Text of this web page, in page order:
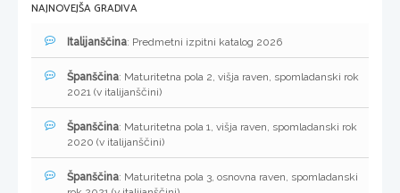
NAJNOVEJŠA GRADIVA
Italijanščina: Predmetni izpitni katalog 2026
Španščina: Maturitetna pola 2, višja raven, spomladanski rok
2021 (v italijanščini)
Španščina: Maturitetna pola 1, višja raven, spomladanski rok
2020 (v italijanščini)
Španščina: Maturitetna pola 3, osnovna raven, spomladanski